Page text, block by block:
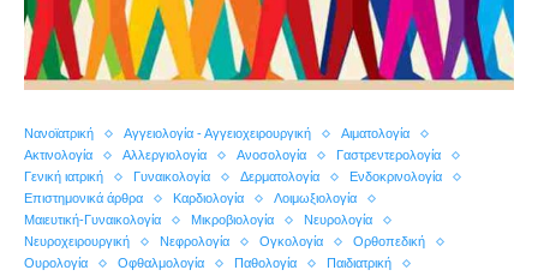
Nανοϊατρική Αγγειολογία - Αγγειοχειρουργική
Αιματολογία
Ακτινολογία
Αλλεργιολογία Ανοσολογία
Γαστρεντερολογία
Γενική ιατρική
Γυναικολογία Δερματολογία
Ενδοκρινολογία
Επιστημονικά άρθρα
Καρδιολογία
Λοιμωξιολογία
Μαιευτική-Γυναικολογία
Μικροβιολογία
Νευρολογία
Νευροχειρουργική
Νεφρολογία Ογκολογία
Ορθοπεδική
Ουρολογία
Οφθαλμολογία Παθολογία
Παιδιατρική